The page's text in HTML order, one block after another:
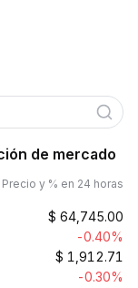
de mercado
Precio y % en 24 horas
$ 64,745.00
-0.40%
$ 1,912.71
-0.30%